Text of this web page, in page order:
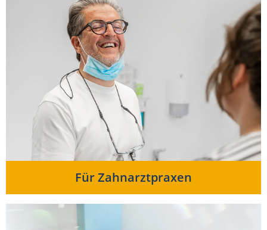
Für Zahnarztpraxen